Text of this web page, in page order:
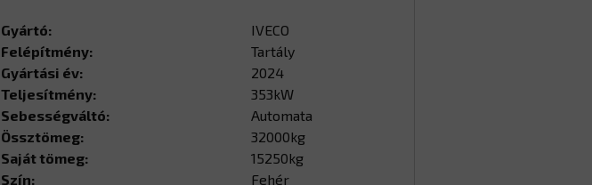
Gyártó:
IVECO
Felépítmény:
Tartály
Gyártási év:
2024
Teljesítmény:
353kW
Sebességváltó:
Automata
Össztömeg:
32000kg
Saját tömeg:
15250kg
Szín:
Fehér